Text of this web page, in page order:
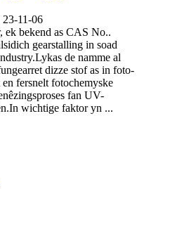
23-11-06
ek bekend as CAS No..
gearstalling in soad
de namme al
dizze stof as in foto-
fersnelt fotochemyske
fan UV-
wichtige faktor yn ...